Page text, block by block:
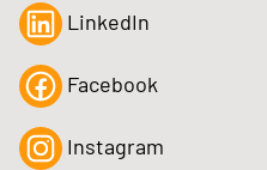
LinkedIn
Facebook
Instagram